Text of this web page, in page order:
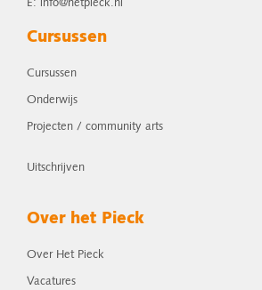
E: info@hetpieck.nl
Cursussen
Cursussen
Onderwijs
Projecten / community arts
Uitschrijven
Over het Pieck
Over Het Pieck
Vacatures